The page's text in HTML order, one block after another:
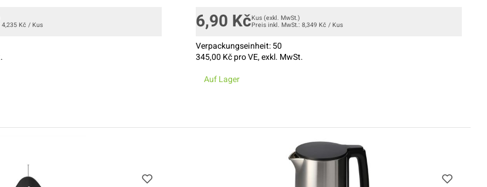
4,235 Kč / Kus 6,90 KčKus (exkl. MwSt.)
Preis inkl. MwSt.: 8,349 Kč / Kus
Verpackungseinheit:50
345,00 Kč pro VE, exkl. MwSt.
Auf Lager